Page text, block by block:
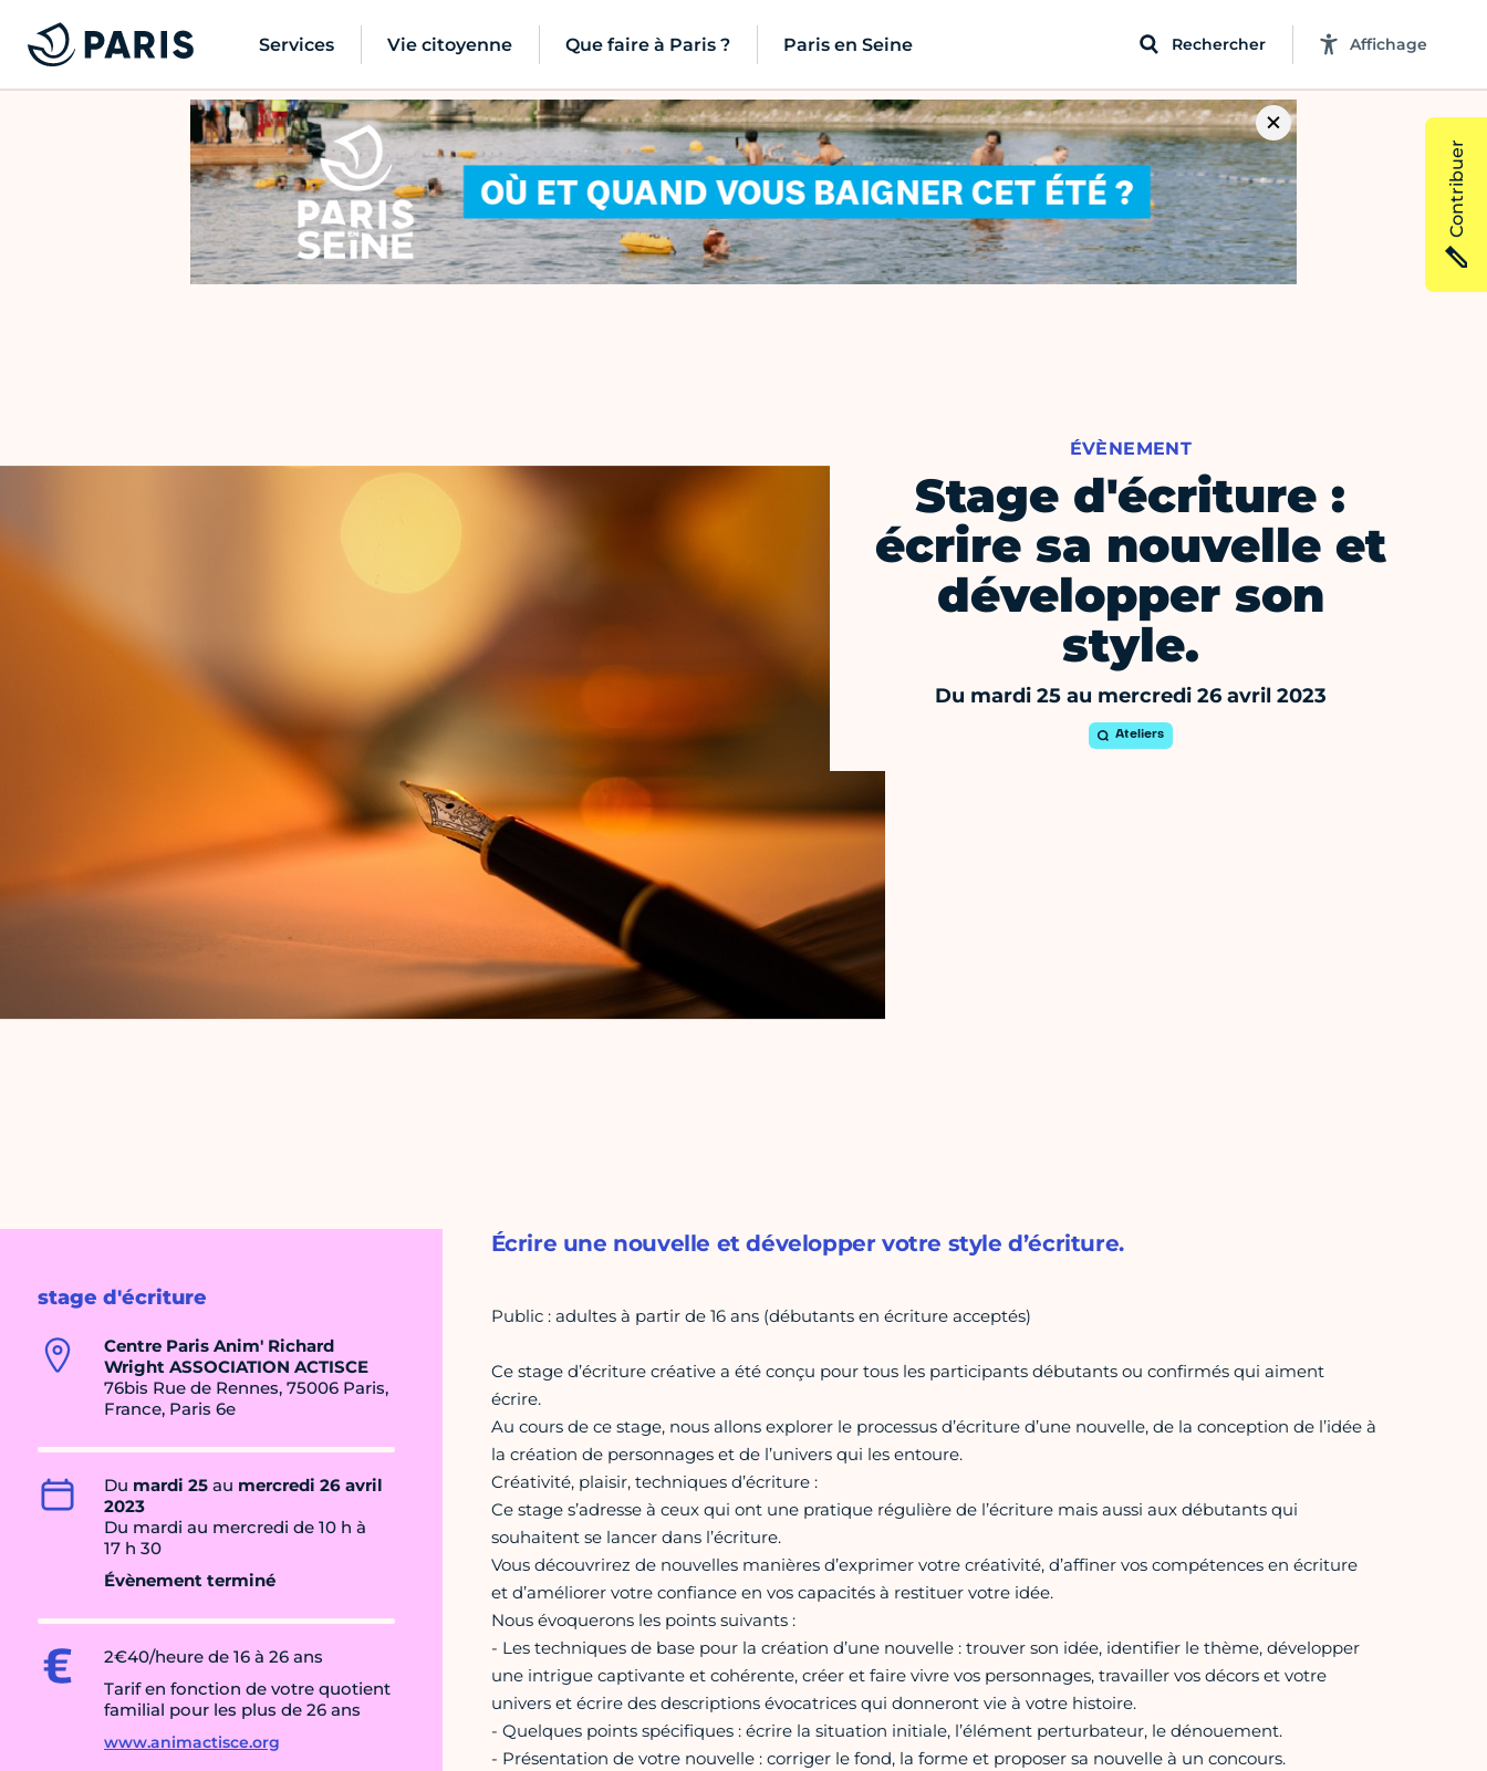
Services Vie citoyenne Que faire à Paris ? Paris en Seine Rechercher Affichage
ÉVÈNEMENT
Stage d'écriture :
écrire sa nouvelle et
développer son
style.
Du mardi 25 au mercredi 26 avril 2023
Ateliers
stage d'écriture
Centre Paris Anim' Richard
Wright ASSOCIATION ACTISCE
76bis Rue de Rennes, 75006 Paris,
France, Paris 6e
Du mardi 25 au mercredi 26 avril
2023
Du mardi au mercredi de 10 h à
17 h 30
Évènement terminé
2€40/heure de 16 à 26 ans
Tarif en fonction de votre quotient
familial pour les plus de 26 ans
www.animactisce.org
Écrire une nouvelle et développer votre style d’écriture.
Public : adultes à partir de 16 ans (débutants en écriture acceptés)
Ce stage d’écriture créative a été conçu pour tous les participants débutants ou confirmés qui aiment
écrire.
Au cours de ce stage, nous allons explorer le processus d’écriture d’une nouvelle, de la conception de l’idée à
la création de personnages et de l’univers qui les entoure.
Créativité, plaisir, techniques d’écriture :
Ce stage s’adresse à ceux qui ont une pratique régulière de l’écriture mais aussi aux débutants qui
souhaitent se lancer dans l’écriture.
Vous découvrirez de nouvelles manières d’exprimer votre créativité, d’affiner vos compétences en écriture
et d’améliorer votre confiance en vos capacités à restituer votre idée.
Nous évoquerons les points suivants :
- Les techniques de base pour la création d’une nouvelle : trouver son idée, identifier le thème, développer
une intrigue captivante et cohérente, créer et faire vivre vos personnages, travailler vos décors et votre
univers et écrire des descriptions évocatrices qui donneront vie à votre histoire.
- Quelques points spécifiques : écrire la situation initiale, l’élément perturbateur, le dénouement.
- Présentation de votre nouvelle : corriger le fond, la forme et proposer sa nouvelle à un concours.
Contribuer